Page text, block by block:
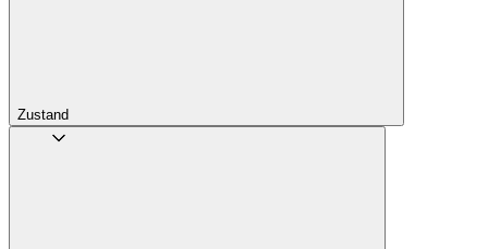
Zustand